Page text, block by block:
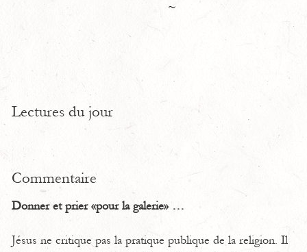
~
Lectures du jour
Commentaire
Donner et prier «pour la galerie» …
Jésus ne critique pas la pratique publique de la religion. Il